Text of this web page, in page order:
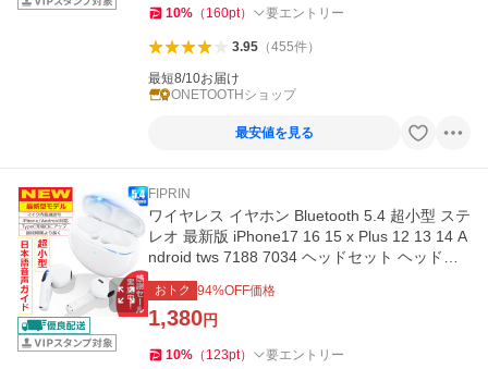
10% （ 160pt） 要エントリー
3.95（455件）
最短8/10お届け
ONETOOTHショップ
最安値を見る
FIPRIN
ワイヤレス イヤホン Bluetooth 5.4 超小型 ステ
レオ 最新版 iPhone17 16 15 x Plus 12 13 14 A
ndroid tws 7188 7034 ヘッドセット ヘッドホ
ン オープン記念
おトク 94%OFF価格
1,380円
10% （ 123pt） 要エントリー